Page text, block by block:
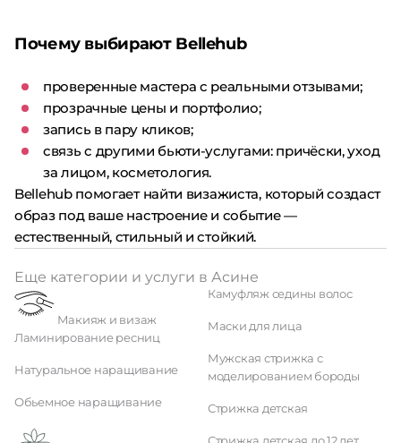
Почему выбирают Bellehub
проверенные мастера с реальными отзывами;
прозрачные цены и портфолио;
запись в пару кликов;
связь с другими бьюти-услугами: причёски, уход
за лицом, косметология.
Bellehub помогает найти визажиста, который создаст
образ под ваше настроение и событие —
естественный, стильный и стойкий.
Еще категории и услуги в Асине
Макияж и визаж
Ламинирование ресниц
Натуральное наращивание
Обьемное наращивание
Камуфляж седины волос
Маски для лица
Мужская стрижка с
моделированием бороды
Стрижка детская